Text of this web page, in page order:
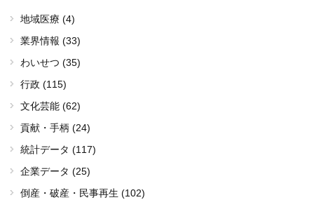
地域医療 (4)
業界情報 (33)
わいせつ (35)
行政 (115)
文化芸能 (62)
貢献・手柄 (24)
統計データ (117)
企業データ (25)
倒産・破産・民事再生 (102)